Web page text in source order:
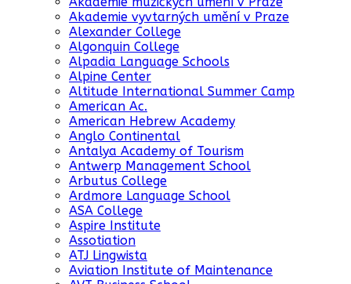
Akademie vyvtarných umění v Praze
Alexander College
Algonquin College
Alpadia Language Schools
Alpine Center
Altitude International Summer Camp
American Ac.
American Hebrew Academy
Anglo Continental
Antalya Academy of Tourism
Antwerp Management School
Arbutus College
Ardmore Language School
ASA College
Aspire Institute
Assotiation
ATJ Lingwista
Aviation Institute of Maintenance